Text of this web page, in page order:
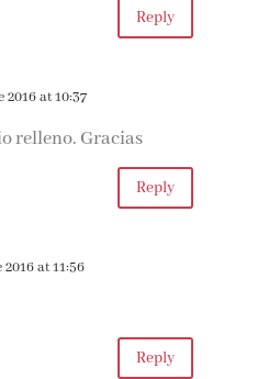
Reply
at 10:37
relleno. Gracias
Reply
at 11:56
Reply